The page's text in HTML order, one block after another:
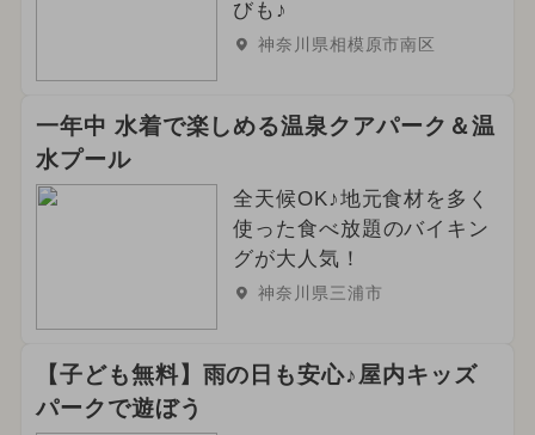
びも♪
神奈川県相模原市南区
一年中 水着で楽しめる温泉クアパーク＆温
水プール
全天候OK♪地元食材を多く
使った食べ放題のバイキン
グが大人気！
神奈川県三浦市
【子ども無料】雨の日も安心♪屋内キッズ
パークで遊ぼう